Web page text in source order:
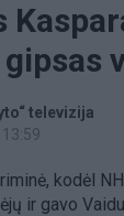
televizija
kodėl
ir gavo